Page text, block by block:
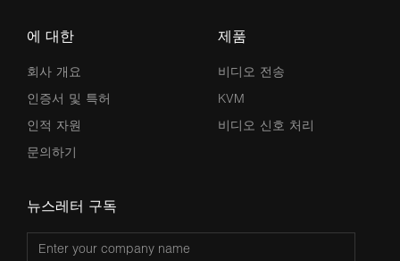
에 대한
회사 개요
인증서 및 특허
인적 자원
문의하기
제품
비디오 전송
KVM
비디오 신호 처리
뉴스레터 구독